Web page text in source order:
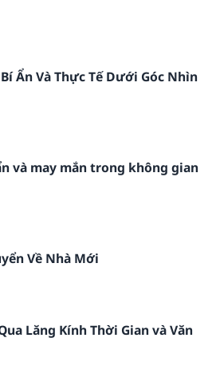
Ẩn Và Thực Tế Dưới Góc Nhìn
và may mắn trong không gian
Về Nhà Mới
Lăng Kính Thời Gian và Văn